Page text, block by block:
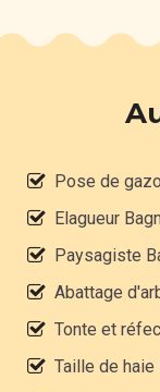
Pose de
Elagueur
Paysagiste
Abattage
Tonte et
Taille de haie